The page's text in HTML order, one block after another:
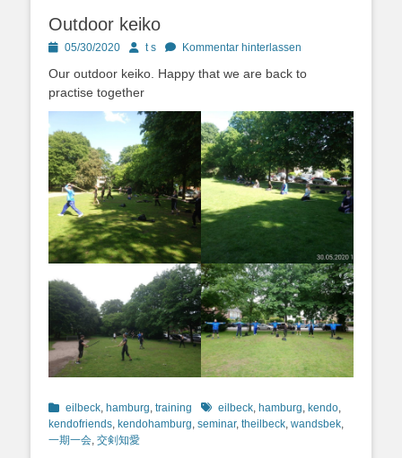
Outdoor keiko
Posted05/30/2020 Autor
t s Kommentar hinterlassen
Our outdoor keiko. Happy that we are back to
practise together
Kategorien
eilbeck, hamburg, training Schlagworte
eilbeck, hamburg, kendo,
kendofriends, kendohamburg, seminar, theilbeck, wandsbek,
一期一会, 交剣知愛